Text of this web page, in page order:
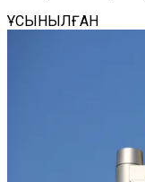
ҰСЫНЫЛҒАН